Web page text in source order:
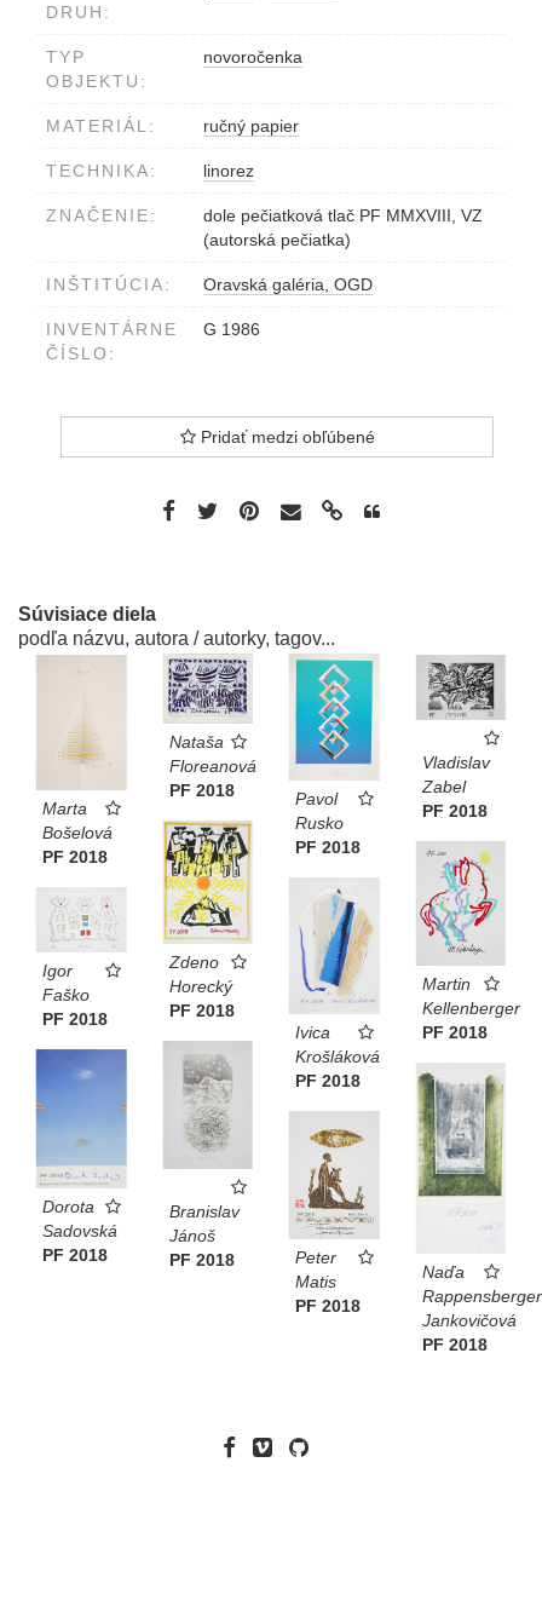
DRUH:
TYP
OBJEKTU:
novoročenka
MATERIÁL: ručný papier
TECHNIKA: linorez
ZNAČENIE:
dole pečiatková tlač PF MMXVIII, VZ
(autorská pečiatka)
INŠTITÚCIA: Oravská galéria, OGD
INVENTÁRNE
ČÍSLO:
G 1986
Pridať medzi obľúbené
Súvisiace diela
podľa názvu, autora / autorky, tagov...
Marta
Bošelová
PF 2018
Nataša
Floreanová
PF 2018
Pavol
Rusko
PF 2018
Vladislav
Zabel
PF 2018
Zdeno
Horecký
PF 2018
Martin
Kellenberger
PF 2018
Ivica
Krošláková
PF 2018
Igor
Faško
PF 2018
Branislav
Jánoš
PF 2018
Dorota
Sadovská
PF 2018
Naďa
Jankovičová
PF 2018
Peter
Matis
PF 2018